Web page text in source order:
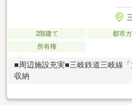
2階建て 都市
所有権
■周辺施設充実■三岐鉄道三岐線
収納